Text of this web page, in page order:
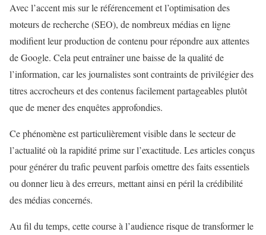
Avec l’accent mis sur le référencement et l’optimisation des
moteurs de recherche (SEO), de nombreux médias en ligne
modifient leur production de contenu pour répondre aux attentes
de Google. Cela peut entraîner une baisse de la qualité de
l’information, car les journalistes sont contraints de privilégier des
titres accrocheurs et des contenus facilement partageables plutôt
que de mener des enquêtes approfondies.
Ce phénomène est particulièrement visible dans le secteur de
l’actualité où la rapidité prime sur l’exactitude. Les articles conçus
pour générer du trafic peuvent parfois omettre des faits essentiels
ou donner lieu à des erreurs, mettant ainsi en péril la crédibilité
des médias concernés.
Au fil du temps, cette course à l’audience risque de transformer le